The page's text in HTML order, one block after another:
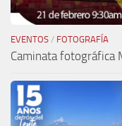
EVENTOS / FOTOGRAFÍA
Caminata fotográfica